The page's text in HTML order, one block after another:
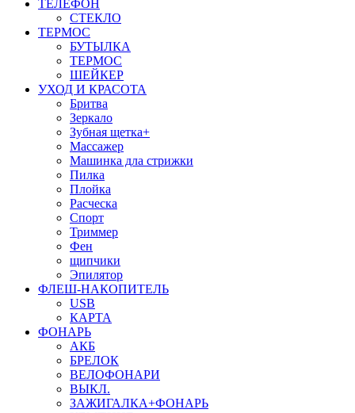
ТЕЛЕФОН
СТЕКЛО
ТЕРМОС
БУТЫЛКА
ТЕРМОС
ШЕЙКЕР
УХОД И КРАСОТА
Бритва
Зеркало
Зубная щетка+
Массажер
Машинка дла стрижки
Пилка
Плойка
Расческа
Спорт
Триммер
Фен
щипчики
Эпилятор
ФЛЕШ-НАКОПИТЕЛЬ
USB
КАРТА
ФОНАРЬ
АКБ
БРЕЛОК
ВЕЛОФОНАРИ
ВЫКЛ.
ЗАЖИГАЛКА+ФОНАРЬ